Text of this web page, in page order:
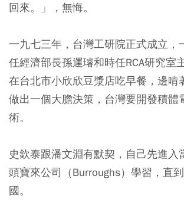
回來。」，無悔。
一九七三年，台灣工研院正式成立，
任經濟部長孫運璿和時任RCA研究室
在台北市小欣欣豆漿店吃早餐，邊啃
做出一個大膽決策，台灣要開發積體
術。
史欽泰跟潘文淵有默契，自己先進入
頭寶來公司（Burroughs）學習，直
國。